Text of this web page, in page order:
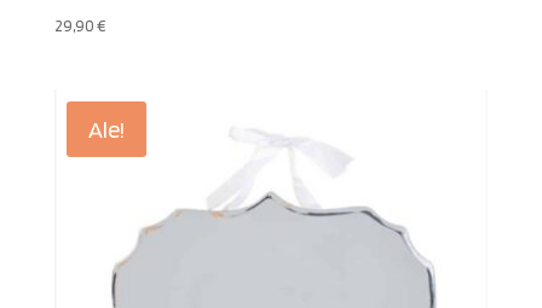
29,90€
Ale!